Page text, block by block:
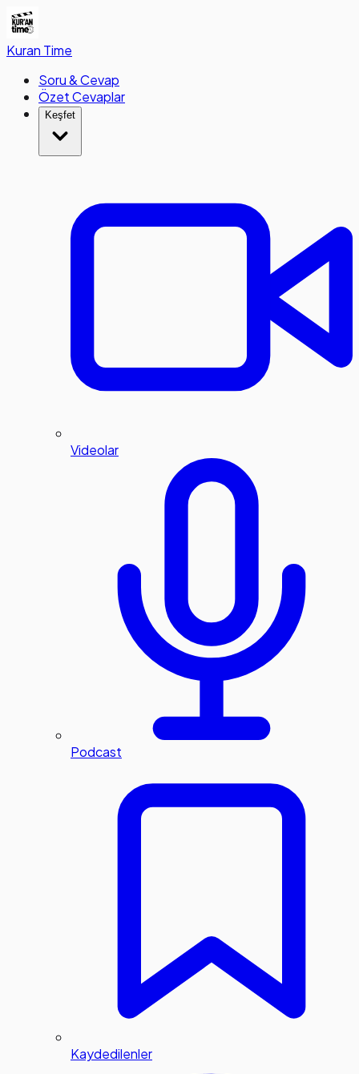
Kuran Time
Soru & Cevap
Özet Cevaplar
Keşfet
Videolar
Podcast
Kaydedilenler